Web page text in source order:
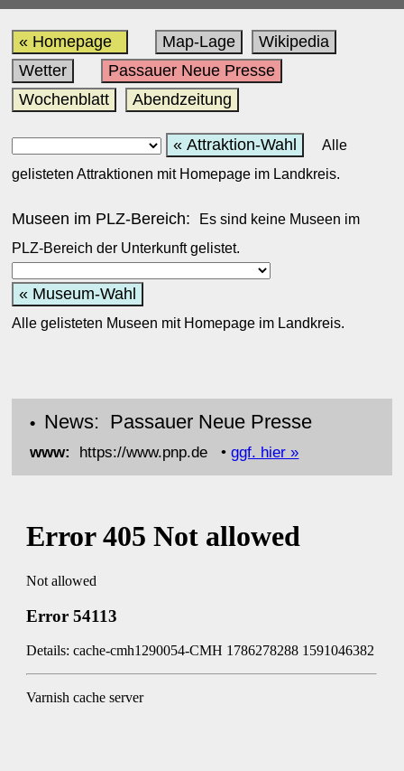
« Homepage Map-Lage
Wikipedia
Wetter
Passauer Neue Presse
Wochenblatt
Abendzeitung
« Attraktion-Wahl
Alle
gelisteten Attraktionen mit Homepage im Landkreis.
Museen im PLZ-Bereich: Es sind keine Museen im
PLZ-Bereich der Unterkunft gelistet.
« Museum-Wahl
Alle gelisteten Museen mit Homepage im Landkreis.
• News: Passauer Neue Presse
www: https://www.pnp.de •ggf. hier »